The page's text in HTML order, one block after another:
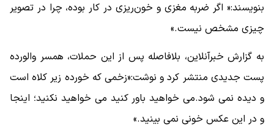
بنویسند:« اگر ضربه مغزی و خون‌ریزی در کار بوده، چرا در تصویر
چیزی مشخص نیست.»
به گزارش خبرآنلاین، بلافاصله پس از این حملات، همسر والورده
پست جدیدی منتشر کرد و نوشت:«زخمی که خورده زیر کلاه است
و دیده نمی شود.می خواهید باور کنید می خواهید نکنید؛ اینجا
و در این عکس خونی نمی بینید.»